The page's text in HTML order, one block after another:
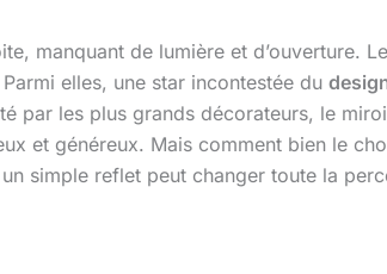
manquant de lumière et d’ouverture.
elles, une star incontestée du
par les plus grands décorateurs, le
et généreux. Mais comment bien le
simple reflet peut changer toute la